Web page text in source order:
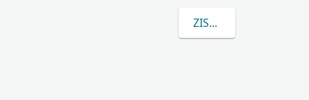
ZISTITE VIAC O FAPIA